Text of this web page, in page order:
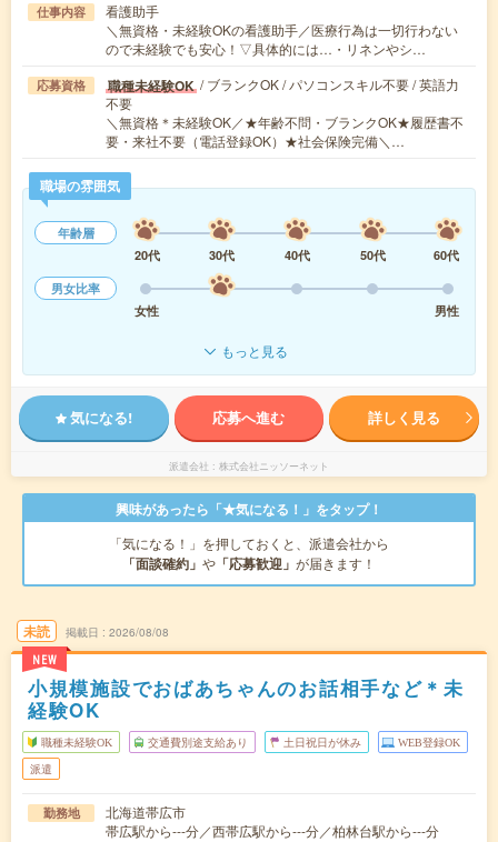
仕事内容
看護助手
＼無資格・未経験OKの看護助手／医療行為は一切行わない
ので未経験でも安心！▽具体的には…・リネンやシ…
応募資格 職種未経験OK / ブランクOK / パソコンスキル不要 / 英語力
不要
＼無資格＊未経験OK／★年齢不問・ブランクOK★履歴書不
要・来社不要（電話登録OK）★社会保険完備＼…
職場の雰囲気
年齢層
20代
30代 40代 50代
60代
男女比率
女性
男性
もっと見る
気になる! 応募へ進む 詳しく見る
派遣会社 株式会社ニッソーネット
興味があったら「★気になる！」をタップ！
「気になる！」を押しておくと、派遣会社から
「面談確約」 や 「応募歓迎」 が届きます！
未読
NEW
掲載日 2026/08/08
小規模施設でおばあちゃんのお話相手など＊未
経験OK
職種未経験OK 交通費別途支給あり 土日祝日が休み WEB登録OK
派遣
勤務地
北海道帯広市
帯広駅から---分／西帯広駅から---分／柏林台駅から---分